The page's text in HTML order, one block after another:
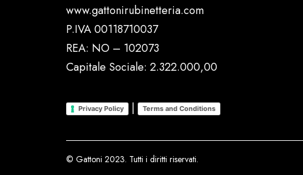
www.gattonirubinetteria.com
P.IVA 00118710037
REA: NO – 102073
Capitale Sociale: 2.322.000,00
Privacy Policy | Terms and Conditions
© Gattoni 2023. Tutti i diritti riservati.